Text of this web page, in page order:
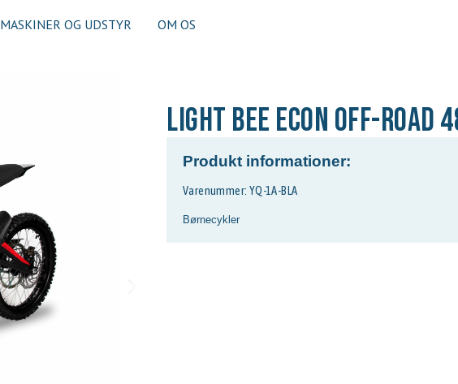
MASKINER OG UDSTYR OM OS
Light Bee Econ off-road
Produkt informationer:
Varenummer: YQ-1A-BLA
Børnecykler